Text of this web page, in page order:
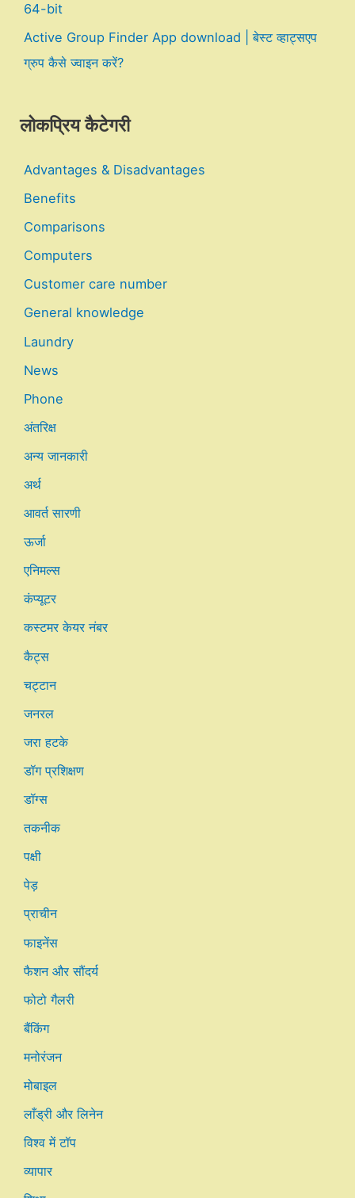
64-bit
Active Group Finder App download | बेस्ट व्हाट्सएप
ग्रुप कैसे ज्वाइन करें?
लोकप्रिय कैटेगरी
Advantages & Disadvantages
Benefits
Comparisons
Computers
Customer care number
General knowledge
Laundry
News
Phone
अंतरिक्ष
अन्य जानकारी
अर्थ
आवर्त सारणी
ऊर्जा
एनिमल्स
कंप्यूटर
कस्टमर केयर नंबर
कैट्स
चट्टान
जनरल
जरा हटके
डॉग प्रशिक्षण
डॉग्स
तकनीक
पक्षी
पेड़
प्राचीन
फाइनेंस
फैशन और सौंदर्य
फोटो गैलरी
बैंकिंग
मनोरंजन
मोबाइल
लाँड्री और लिनेन
विश्व में टॉप
व्यापार